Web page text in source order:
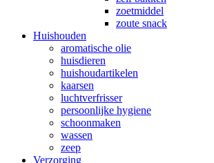
zoetmiddel
zoute snack
Huishouden
aromatische olie
huisdieren
huishoudartikelen
kaarsen
luchtverfrisser
persoonlijke hygiene
schoonmaken
wassen
zeep
Verzorging